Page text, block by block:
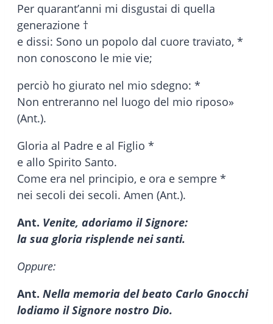
Per quarant’anni mi disgustai di quella
generazione †
e dissi: Sono un popolo dal cuore traviato, *
non conoscono le mie vie;
perciò ho giurato nel mio sdegno: *
Non entreranno nel luogo del mio riposo»
(Ant.).
Gloria al Padre e al Figlio *
e allo Spirito Santo.
Come era nel principio, e ora e sempre *
nei secoli dei secoli. Amen (Ant.).
Ant. Venite, adoriamo il Signore:
la sua gloria risplende nei santi.
Oppure:
Ant. Nella memoria del beato Carlo Gnocchi
lodiamo il Signore nostro Dio.